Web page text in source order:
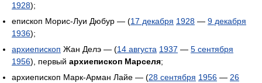
1928);
епископ Морис-Луи Дюбур — (17 декабря 1928 — 9 декабря
1936);
архиепископ Жан Делэ — (14 августа 1937 — 5 сентября
1956), первый архиепископ Марселя;
архиепископ Марк-Арман Лайе — (28 сентября 1956 — 26